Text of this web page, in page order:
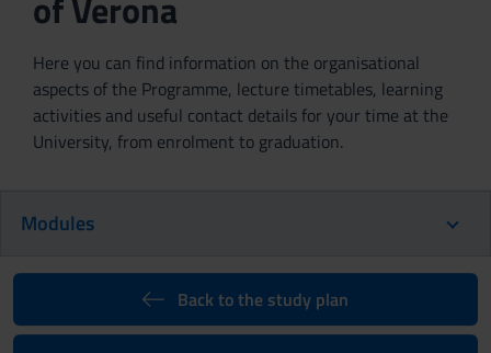
Here you can find information on the organisational
aspects of the Programme, lecture timetables, learning
activities and useful contact details for your time at the
University, from enrolment to graduation.
Modules
Back to the study plan